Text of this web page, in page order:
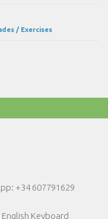
/ Exercises
+34 607791629
Keyboard